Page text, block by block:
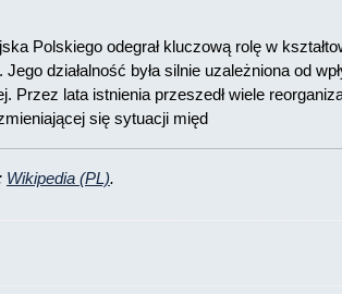
Polskiego odegrał kluczową rolę w
działalność była silnie uzależniona od
Przez lata istnienia przeszedł wiele
się sytuacji międ
Wikipedia (PL).